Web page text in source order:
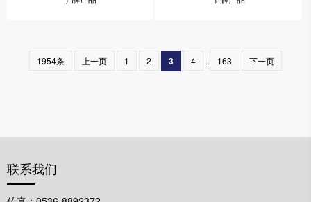
1954条 上一页 1 2 3 4 .. 163 下一页
联系我们